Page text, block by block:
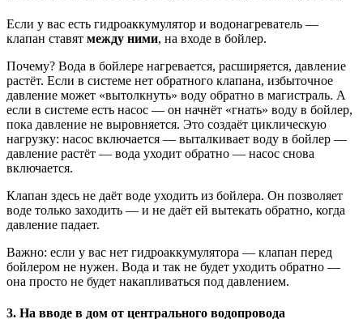
Если у вас есть гидроаккумулятор и водонагреватель —
клапан ставят между ними, на входе в бойлер.
Почему? Вода в бойлере нагревается, расширяется, давление
растёт. Если в системе нет обратного клапана, избыточное
давление может «вытолкнуть» воду обратно в магистраль. А
если в системе есть насос — он начнёт «гнать» воду в бойлер,
пока давление не выровняется. Это создаёт циклическую
нагрузку: насос включается — выталкивает воду в бойлер —
давление растёт — вода уходит обратно — насос снова
включается.
Клапан здесь не даёт воде уходить из бойлера. Он позволяет
воде только заходить — и не даёт ей вытекать обратно, когда
давление падает.
Важно: если у вас нет гидроаккумулятора — клапан перед
бойлером не нужен. Вода и так не будет уходить обратно —
она просто не будет накапливаться под давлением.
3. На вводе в дом от центрального водопровода